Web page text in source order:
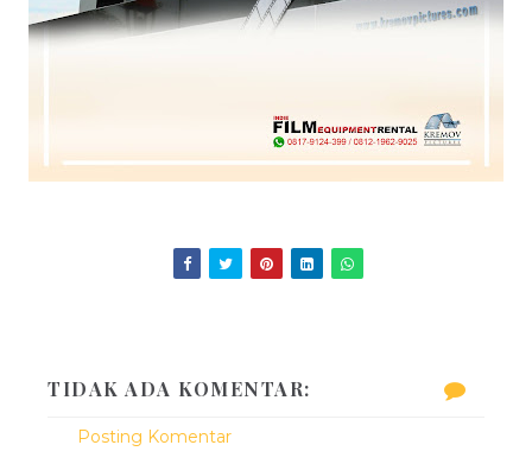
TIDAK ADA KOMENTAR:
Posting Komentar